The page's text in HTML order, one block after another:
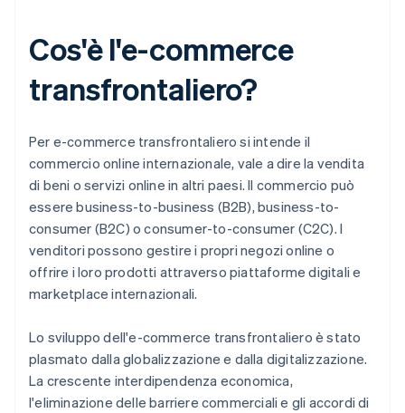
Cos'è l'e-commerce
transfrontaliero?
Per e-commerce transfrontaliero si intende il
commercio online internazionale, vale a dire la vendita
di beni o servizi online in altri paesi. Il commercio può
essere business-to-business (B2B), business-to-
consumer (B2C) o consumer-to-consumer (C2C). I
venditori possono gestire i propri negozi online o
offrire i loro prodotti attraverso piattaforme digitali e
marketplace internazionali.
Lo sviluppo dell'e-commerce transfrontaliero è stato
plasmato dalla globalizzazione e dalla digitalizzazione.
La crescente interdipendenza economica,
l'eliminazione delle barriere commerciali e gli accordi di